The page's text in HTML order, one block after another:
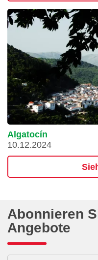
Algatocín
10.12.2024
Abonnieren
Angebote